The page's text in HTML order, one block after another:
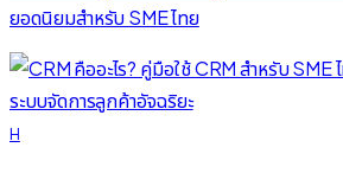
ยอดนิยมสำหรับ SME ไทย
H